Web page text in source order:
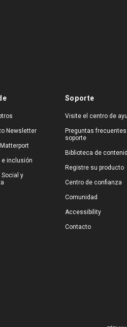
Newsletter
e inclusión
y
Soporte
Visite el centro de
Preguntas
soporte
Biblioteca de
Registre su producto
Centro de confianza
Comunidad
Accessibility
Contacto